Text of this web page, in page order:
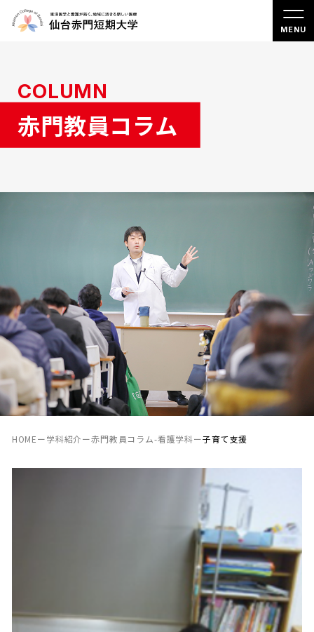
COLUMN
赤門教員コラム
HOMEー学科紹介ー赤門教員コラム-看護学科ー子育て支援